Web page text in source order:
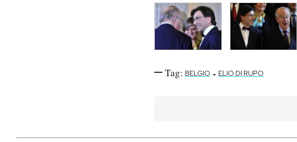
Tag: BELGIO - ELIO DI RUPO